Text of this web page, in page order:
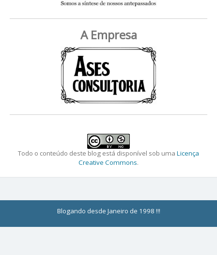
A Empresa
Todo o conteúdo deste blog está disponível sob uma Licença
Creative Commons.
Blogando desde Janeiro de 1998 !!!